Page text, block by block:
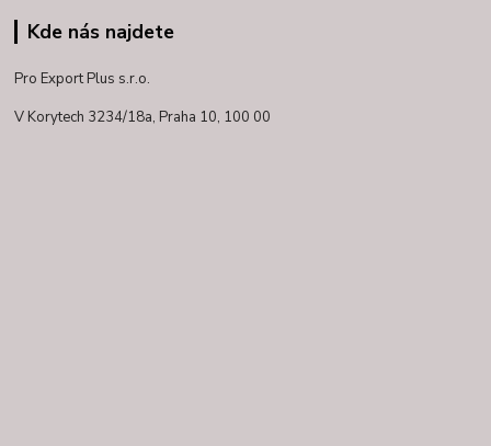
Kde nás najdete
Pro Export Plus s.r.o.
V Korytech 3234/18a, Praha 10, 100 00